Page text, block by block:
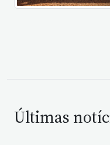
Últimas